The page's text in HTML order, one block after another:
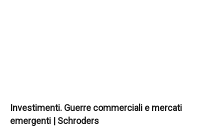
Investimenti. Guerre commerciali e mercati
emergenti | Schroders